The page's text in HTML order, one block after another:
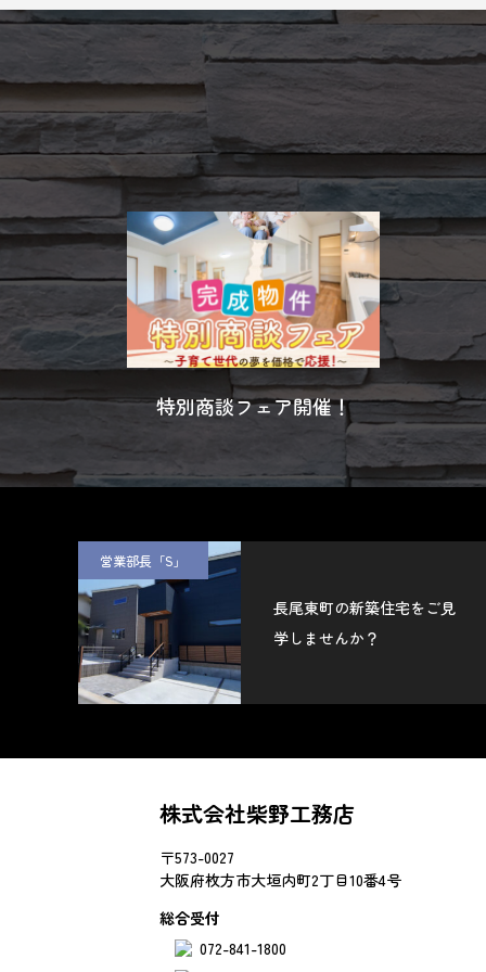
特別商談フェア開催！
営業部長「S」
長尾東町の新築住宅をご見
学しませんか？
株式会社柴野工務店
〒573-0027
大阪府枚方市大垣内町2丁目10番4号
総合受付
072-841-1800